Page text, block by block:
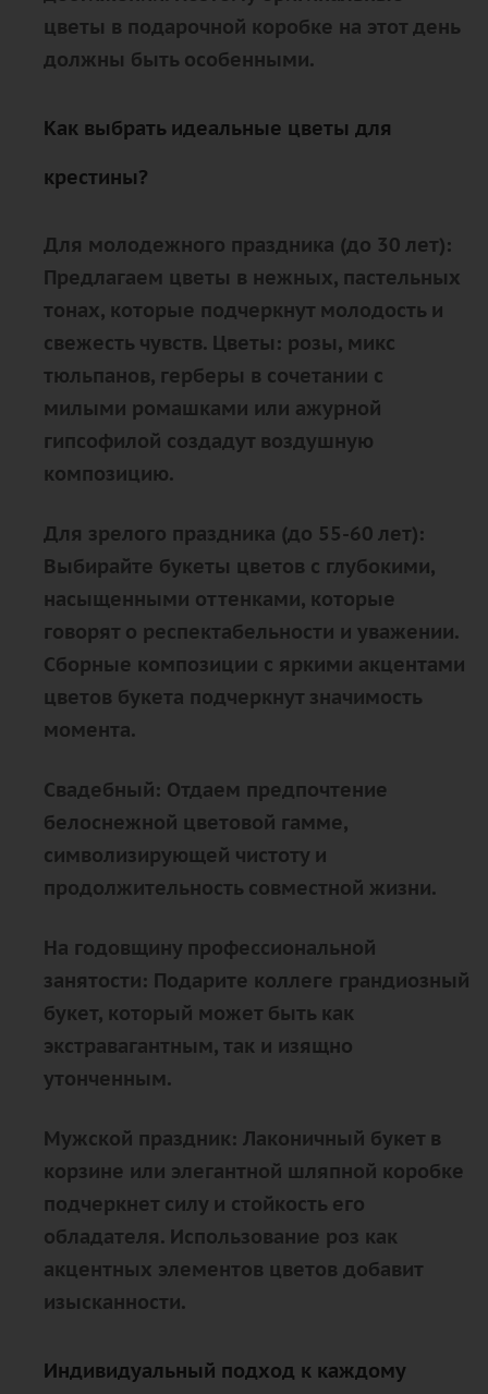
цветы в подарочной коробке на этот день
должны быть особенными.
Как выбрать идеальные цветы для
крестины?
Для молодежного праздника (до 30 лет):
Предлагаем цветы в нежных, пастельных
тонах, которые подчеркнут молодость и
свежесть чувств. Цветы: розы, микс
тюльпанов, герберы в сочетании с
милыми ромашками или ажурной
гипсофилой создадут воздушную
композицию.
Для зрелого праздника (до 55-60 лет):
Выбирайте букеты цветов с глубокими,
насыщенными оттенками, которые
говорят о респектабельности и уважении.
Сборные композиции с яркими акцентами
цветов букета подчеркнут значимость
момента.
Свадебный: Отдаем предпочтение
белоснежной цветовой гамме,
символизирующей чистоту и
продолжительность совместной жизни.
На годовщину профессиональной
занятости: Подарите коллеге грандиозный
букет, который может быть как
экстравагантным, так и изящно
утонченным.
Мужской праздник: Лаконичный букет в
корзине или элегантной шляпной коробке
подчеркнет силу и стойкость его
обладателя. Использование роз как
акцентных элементов цветов добавит
изысканности.
Индивидуальный подход к каждому